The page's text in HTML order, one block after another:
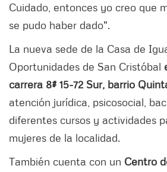
Cuidado, entonces yo creo que
se pudo haber dado".
La nueva sede de la Casa de
Oportunidades de San Cristóbal
carrera 8# 15-72 Sur, barrio
atención jurídica, psicosocial,
diferentes cursos y actividades
mujeres de la localidad.
También cuenta con un Centro